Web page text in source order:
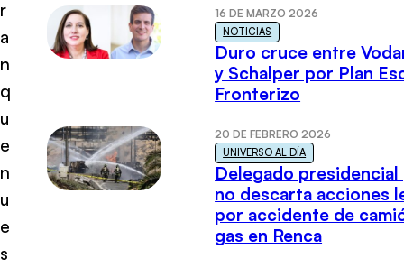
r
a
n
q
u
e
n
u
e
s
16 DE MARZO 2026
NOTICIAS
Duro cruce entre
y Schalper por Plan
Fronterizo
20 DE FEBRERO 2026
UNIVERSO AL DÍA
Delegado presidencial
no descarta acciones
por accidente de
gas en Renca